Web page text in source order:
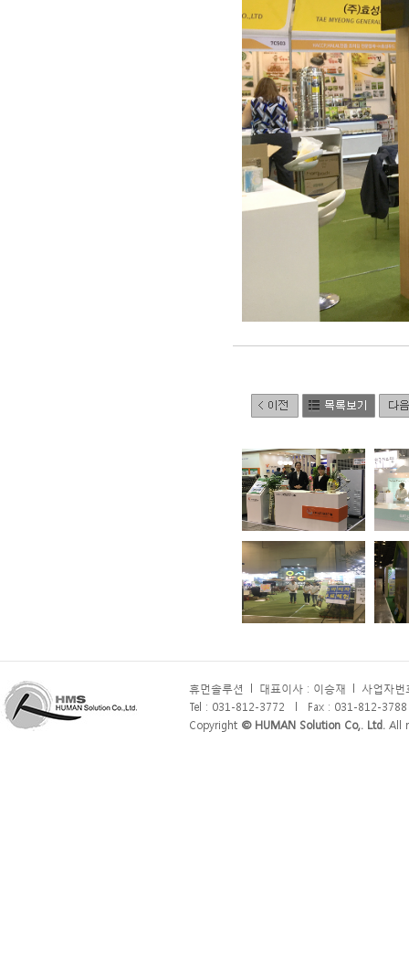
휴먼솔루션 대표이사 : 이승재
사업자
Tel : 031-812-3772
Fax : 031-812-3788
Copyright © HUMAN Solution Co,. Ltd. All